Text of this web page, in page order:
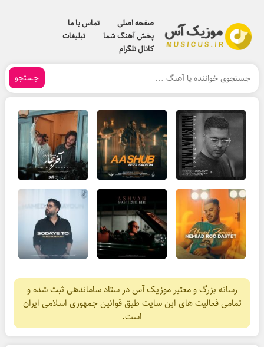
صفحه اصلی
تماس با ما
پخش آهنگ شما
تبلیغات
کانال تلگرام
جستجو
رسانه بزرگ و معتبر موزیک آس در ستاد ساماندهی ثبت شده و
تمامی فعالیت های این سایت طبق قوانین جمهوری اسلامی ایران
است.